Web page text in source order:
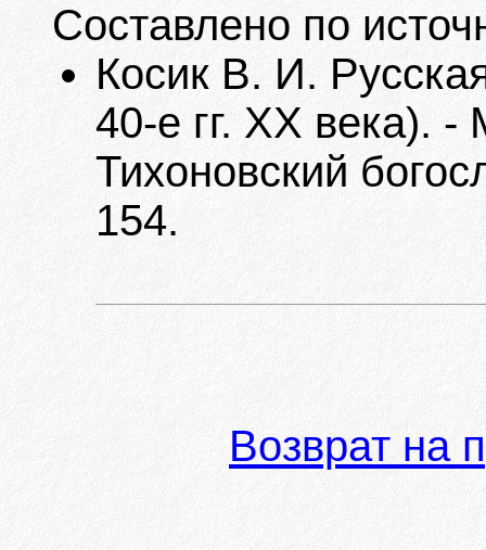
Составлено по
Косик В. И.
40-е гг. XX века).
Тихоновский
154.
Возврат на